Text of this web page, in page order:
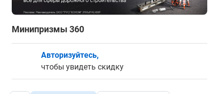
Минипризмы 360
Авторизуйтесь,
чтобы увидеть скидку